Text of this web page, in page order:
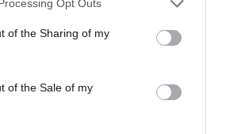
Opt Outs
of the Sharing of my
of the Sale of my
: parcheggio privato- piscina privata - ampi
-monti e attrezzati con tavoli e sedie barbecue e
dell'hotel
Ristrutturato recentemente